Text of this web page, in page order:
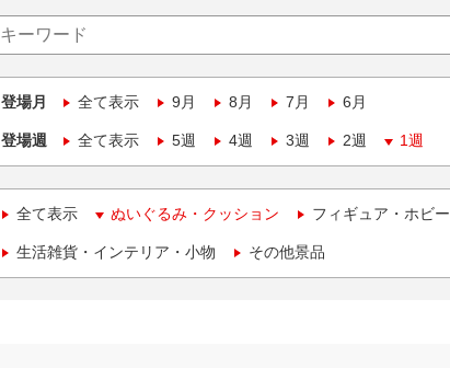
登場月 全て表示 9月 8月 7月 6月
登場週 全て表示 5週 4週 3週 2週 1週
全て表示 ぬいぐるみ・クッション フィギュア・ホビー
生活雑貨・インテリア・小物 その他景品